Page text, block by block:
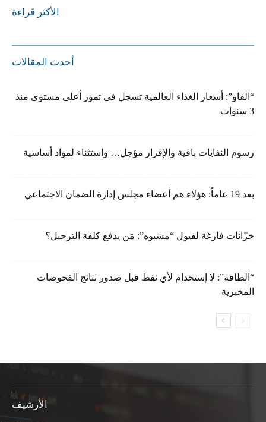
الأكثر قراءة
أحدث المقالات
“الفاو”: أسعار الغذاء العالمية تسجل في تموز أعلى مستوى منذ
3 سنوات
رسوم النفايات باقية والإقرار مؤجل… واستثناء لمواد أساسية
بعد 19 عاماً: هؤلاء هم أعضاء مجلس إدارة الضمان الاجتماعي
خزّانات فارغة لفيول “مشبوه”: مَن يدفع كلفة الترحيل؟
“الطاقة”: لا إستخدام لأي نفط قبل صدور نتائج الفحوصات
المخبرية
الأرشيف